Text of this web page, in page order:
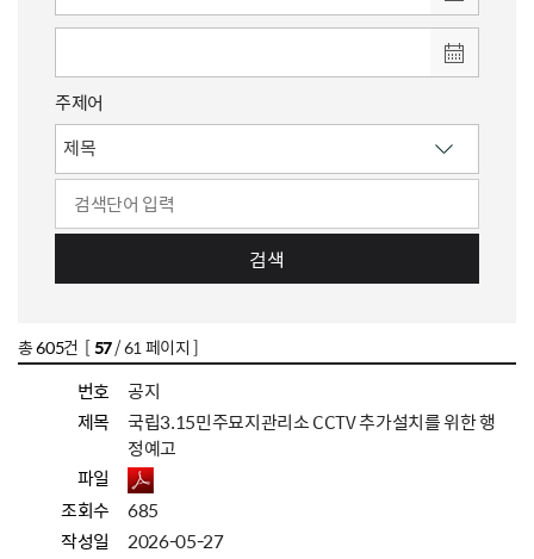
주제어
검색
총605건 [57/ 61 페이지 ]
번호
공지
제목
국립3.15민주묘지관리소 CCTV 추가설치를 위한 행
정예고
파일
조회수
685
작성일
2026-05-27